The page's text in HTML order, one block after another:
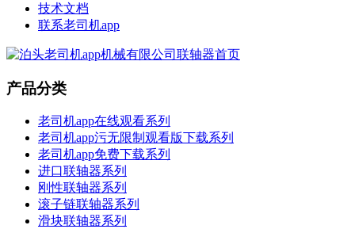
技术文档
联系老司机app
产品分类
老司机app在线观看系列
老司机app污无限制观看版下载系列
老司机app免费下载系列
进口联轴器系列
刚性联轴器系列
滚子链联轴器系列
滑块联轴器系列